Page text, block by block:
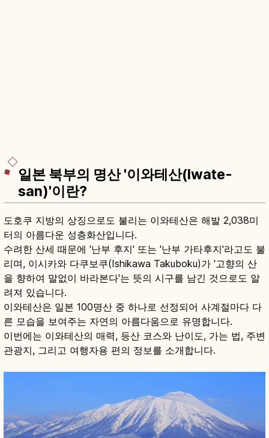
일본 북부의 명산 '이와테산(Iwate-
san)'이란?
도호쿠 지방의 상징으로도 불리는 이와테산은 해발 2,038미
터의 아름다운 성층화산입니다.
수려한 산세 때문에 '난부 후지' 또는 '난부 가타후지'라고도 불
리며, 이시카와 다쿠보쿠(Ishikawa Takuboku)가 '고향의 산
을 향하여 말없이 바라본다'는 뜻의 시구를 남긴 것으로도 알
려져 있습니다.
이와테산은 일본 100명산 중 하나로 선정되어 사계절마다 다
른 모습을 보여주는 자연의 아름다움으로 유명합니다.
이번에는 이와테산의 매력, 등산 코스와 난이도, 가는 법, 주변
관광지, 그리고 여행자용 편의 정보를 소개합니다.